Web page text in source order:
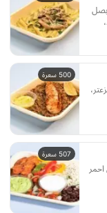
بصل
500 سعرة
507 سعرة